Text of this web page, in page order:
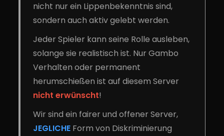
nicht nur ein Lippenbekenntnis sind,
sondern auch aktiv gelebt werden.
Jeder Spieler kann seine Rolle ausleben,
solange sie realistisch ist. Nur Gambo
Verhalten oder permanent
herumschießen ist auf diesem Server
nicht erwünscht!
Wir sind ein fairer und offener Server,
JEGLICHE Form von Diskriminierung